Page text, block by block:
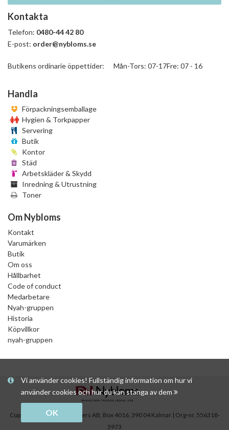
Vi använder cookies! Fullständig information om hur vi
använder cookies och hur du kan stänga av dem
OK
Kontakta
Telefon: 0480-44 42 80
E-post: order@nybloms.se
Butikens ordinarie öppettider: Mån-Tors: 07-17Fre: 07 - 16
Handla
Förpackningsemballage
Hygien & Torkpapper
Servering
Butik
Kontor
Städ
Arbetskläder & Skydd
Inredning & Utrustning
Toner
Om Nybloms
Kontakt
Varumärken
Butik
Om oss
Hållbarhet
Code of conduct
Medarbetare
Nyah-gruppen
Historia
Köpvillkor
nyah-gruppen
Copyright © Nybloms Pappers AB, Box 4016, 390 04 Kalmar | Org-nr. 556318-
5973